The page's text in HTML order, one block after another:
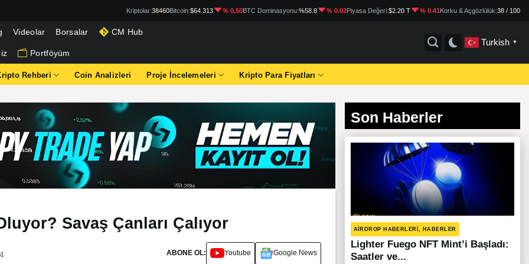
Kriptolar:38460Bitcoin:$64.313 % 0.50BTC Dominasyonu:%58.8 % 0.02Piyasa Değeri:$2.20 T % 0.41Korku & Açgözlülük:38 / 100
Videolar Borsalar CM Hub
Portföyüm
Turkish ▼
Rehberi Coin Analizleri Proje İncelemeleri Kripto Para Fiyatları
Savaş Çanları Çalıyor
ABONE OL: Youtube Google News
Son Haberler
AIRDROP HABERLERI, HABERLER
Lighter Fuego NFT Mint’i Başladı:
Saatler ve...